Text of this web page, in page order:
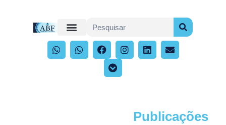
Publicações